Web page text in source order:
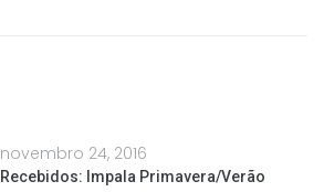
novembro 24, 2016
Recebidos: Impala Primavera/Verão